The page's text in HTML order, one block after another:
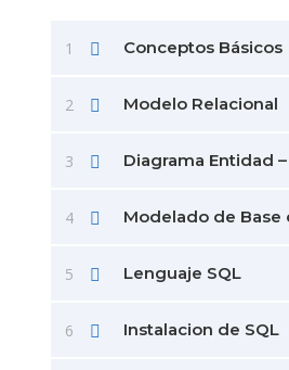
1 Conceptos Básicos
2 Modelo Relacional
3 Diagrama Entidad
4 Modelado de Base
5 Lenguaje SQL
6 Instalacion de SQL